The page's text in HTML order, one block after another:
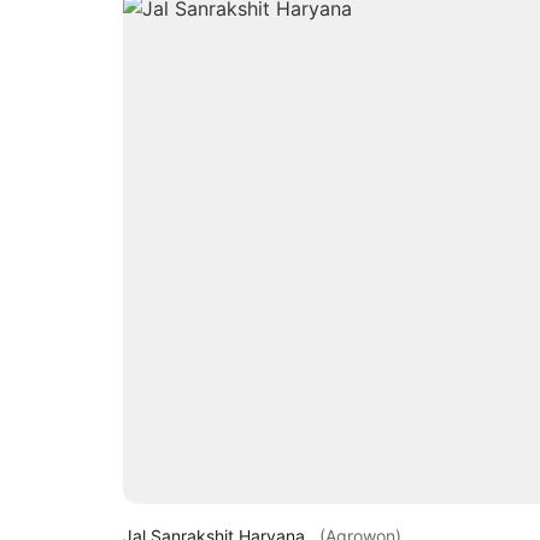
Jal Sanrakshit Haryana (Agrowon)